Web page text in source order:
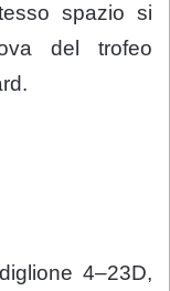
spazio si
del trofeo
4–23D,